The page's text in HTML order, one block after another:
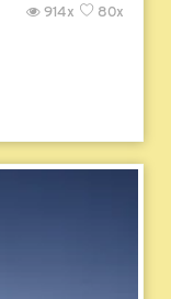
80x
914x